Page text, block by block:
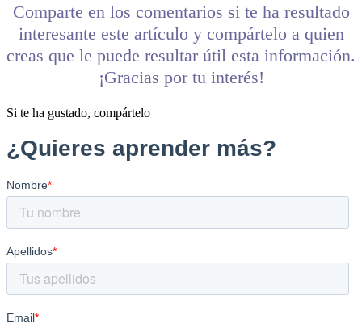
Comparte en los comentarios si te ha resultado
interesante este artículo y compártelo a quien
creas que le puede resultar útil esta información.
¡Gracias por tu interés!
Si te ha gustado, compártelo